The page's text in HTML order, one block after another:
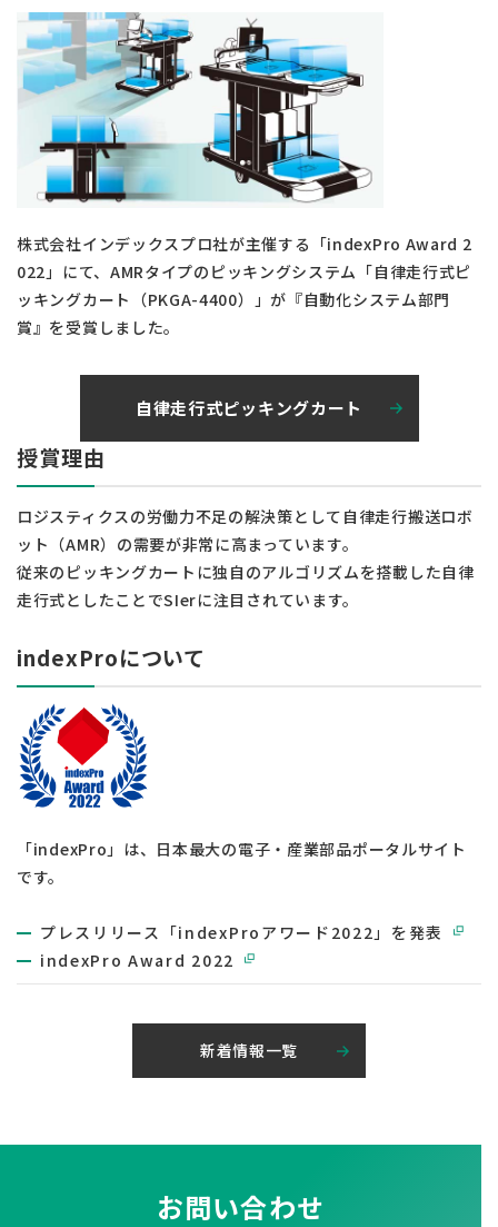
株式会社インデックスプロ社が主催する「indexPro Award 2
022」にて、 AMRタイプのピッキングシステム「自律走行式ピ
ッキングカート（PKGA-4400）」が 『自動化システム部門
賞』を受賞しました。
自律走行式ピッキングカート
授賞理由
ロジスティクスの労働力不足の解決策として自律走行搬送ロボ
ット（AMR）の需要が非常に高まっています。
従来のピッキングカートに独自のアルゴリズムを搭載した自律
走行式としたことでSIerに注目されています。
indexProについて
「indexPro」は、日本最大の電子・産業部品ポータルサイト
です。
プレスリリース「indexProアワード2022」を発表
indexPro Award 2022
新着情報一覧
お問い合わせ